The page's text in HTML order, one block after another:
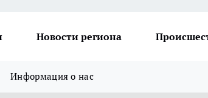
Новости региона
Информация о нас